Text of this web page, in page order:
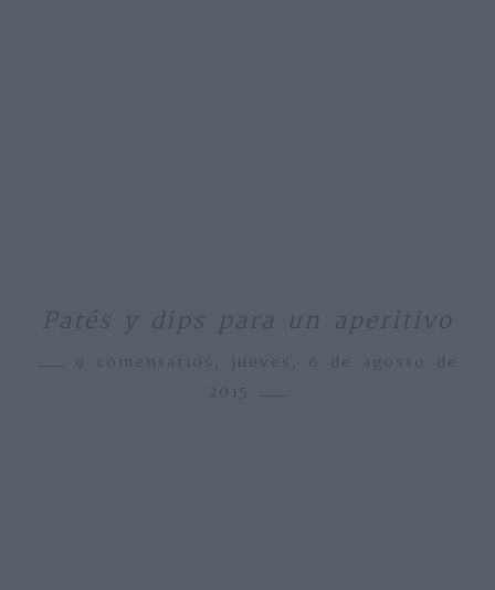
Patés y dips para un aperitivo
9 comentarios,
jueves, 6 de agosto de
2015